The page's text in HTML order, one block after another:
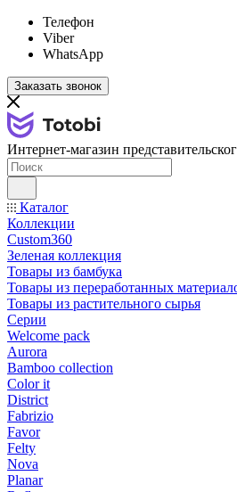
Телефон
Viber
WhatsApp
Заказать звонок
Интернет-магазин
Каталог
Коллекции
Custom360
Зеленая коллекция
Товары из бамбука
Товары из переработанных
Товары из растительного сырья
Серии
Welcome pack
Aurora
Bamboo collection
Color it
District
Fabrizio
Favor
Felty
Nova
Planar